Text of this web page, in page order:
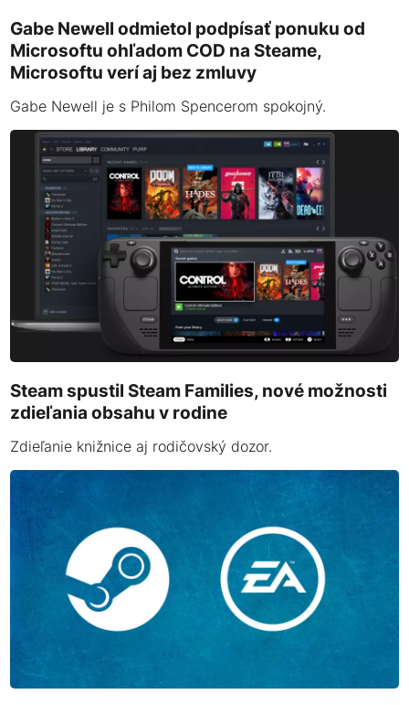
Gabe Newell odmietol podpísať ponuku od
Microsoftu ohľadom COD na Steame,
Microsoftu verí aj bez zmluvy
Gabe Newell je s Philom Spencerom spokojný.
Steam spustil Steam Families, nové možnosti
zdieľania obsahu v rodine
Zdieľanie knižnice aj rodičovský dozor.